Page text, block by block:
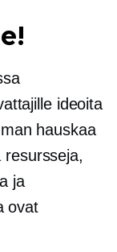
ideoita
hauskaa
​​resursseja,
ja
ovat